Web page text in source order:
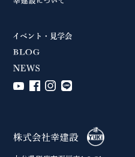
株式会社幸建設